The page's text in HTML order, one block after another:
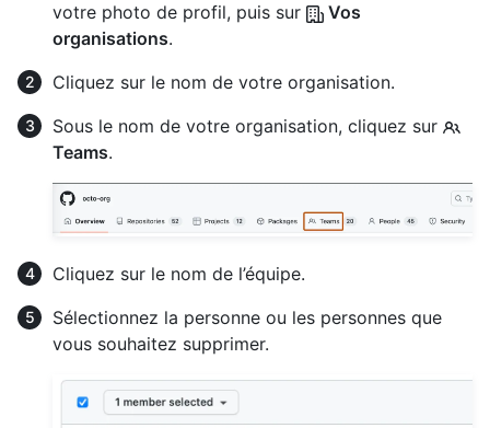
votre photo de profil, puis sur
Vos
organisations.
Cliquez sur le nom de votre organisation.
Sous le nom de votre organisation, cliquez sur
Teams.
Cliquez sur le nom de l’équipe.
Sélectionnez la personne ou les personnes que
vous souhaitez supprimer.